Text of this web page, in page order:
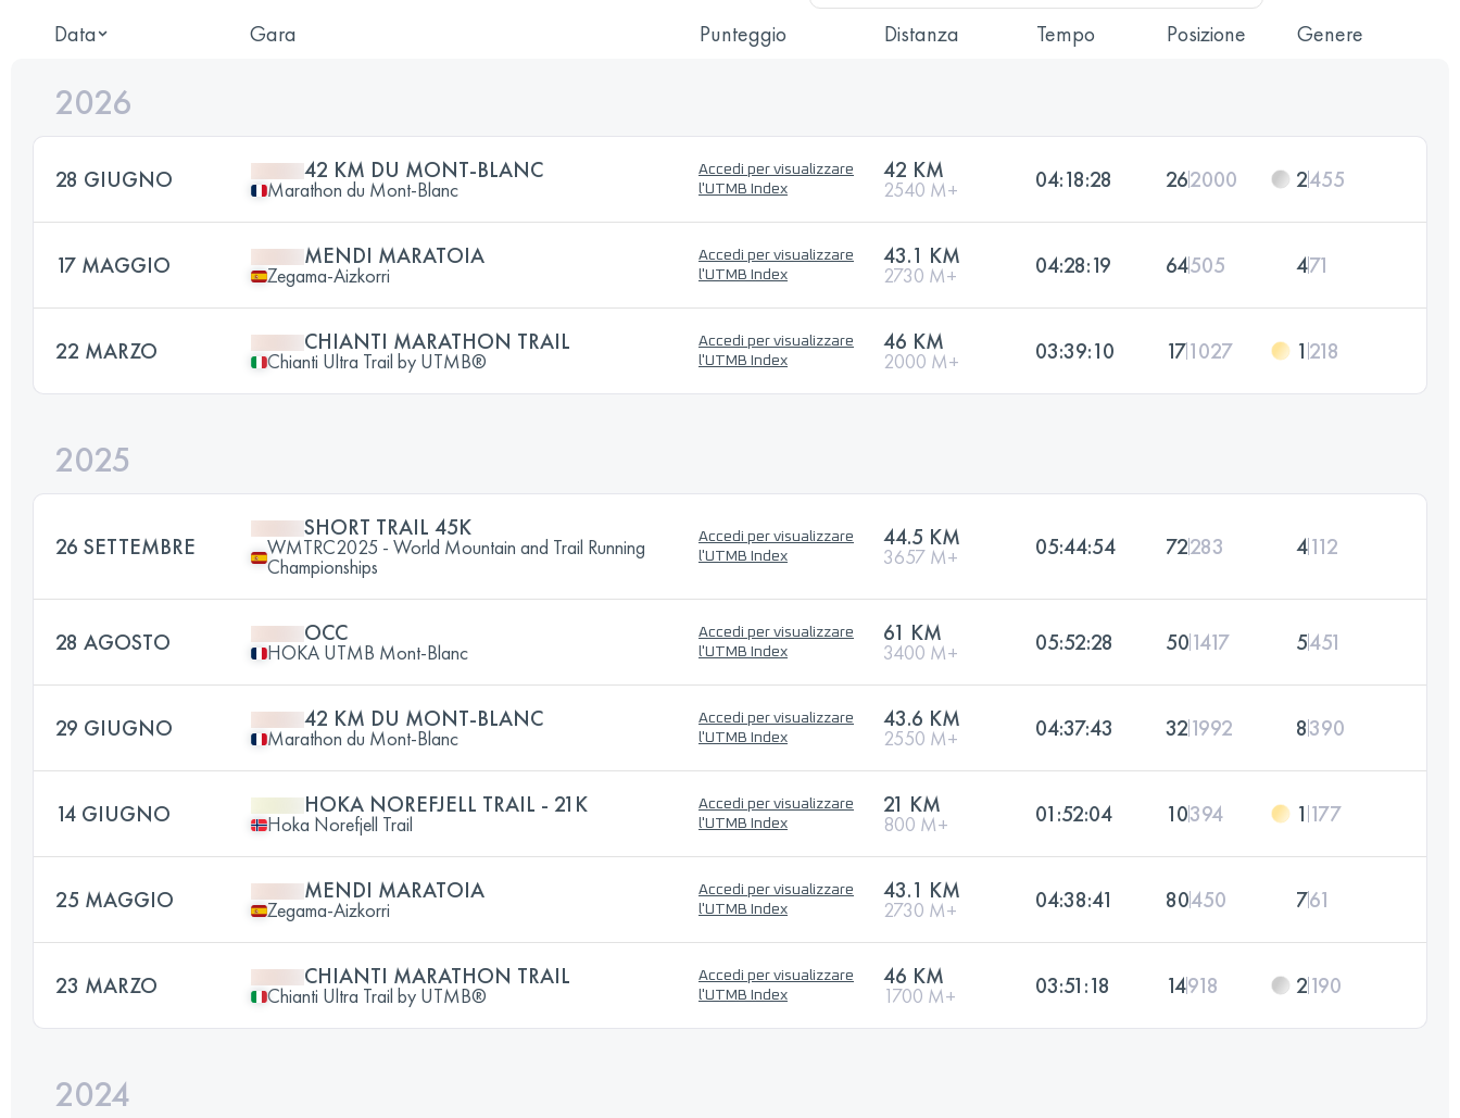
Data Gara Punteggio Distanza Tempo Posizione Genere
2026
28 GIUGNO 42 KM DU MONT-BLANC
Marathon du Mont-Blanc
Accedi per visualizzare
l'UTMB Index
42 KM
2540 M+ 04:18:28 262000 2455
17 MAGGIO MENDI MARATOIA
Zegama-Aizkorri
Accedi per visualizzare
l'UTMB Index
43.1 KM
2730 M+ 04:28:19 64505 471
22 MARZO CHIANTI MARATHON TRAIL
Chianti Ultra Trail by UTMB®
Accedi per visualizzare
l'UTMB Index
46 KM
2000 M+ 03:39:10 171027 1 218
2025
26 SETTEMBRE
SHORT TRAIL 45K
WMTRC2025 - World Mountain and Trail Running
Championships
Accedi per visualizzare
l'UTMB Index
44.5 KM
3657 M+ 05:44:54 72283 4112
28 AGOSTO OCC
HOKA UTMB Mont-Blanc
Accedi per visualizzare
l'UTMB Index
61 KM
3400 M+ 05:52:28 501417 5451
29 GIUGNO 42 KM DU MONT-BLANC
Marathon du Mont-Blanc
Accedi per visualizzare
l'UTMB Index
43.6 KM
2550 M+ 04:37:43 321992 8390
14 GIUGNO HOKA NOREFJELL TRAIL - 21K
Hoka Norefjell Trail
Accedi per visualizzare
l'UTMB Index
21 KM
800 M+ 01:52:04 10394 1 177
25 MAGGIO MENDI MARATOIA
Zegama-Aizkorri
Accedi per visualizzare
l'UTMB Index
43.1 KM
2730 M+ 04:38:41 80450 761
23 MARZO CHIANTI MARATHON TRAIL
Chianti Ultra Trail by UTMB®
Accedi per visualizzare
l'UTMB Index
46 KM
1700 M+ 03:51:18 14918 2190
2024